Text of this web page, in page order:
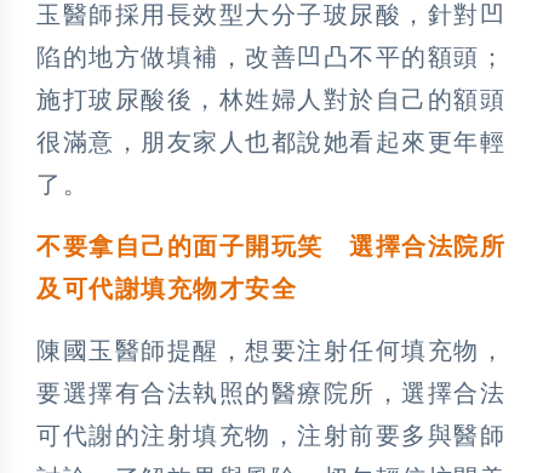
玉醫師採用長效型大分子玻尿酸，針對凹
陷的地方做填補，改善凹凸不平的額頭；
施打玻尿酸後，林姓婦人對於自己的額頭
很滿意，朋友家人也都說她看起來更年輕
了。
不要拿自己的面子開玩笑 選擇合法院所
及可代謝填充物才安全
陳國玉醫師提醒，想要注射任何填充物，
要選擇有合法執照的醫療院所，選擇合法
可代謝的注射填充物，注射前要多與醫師